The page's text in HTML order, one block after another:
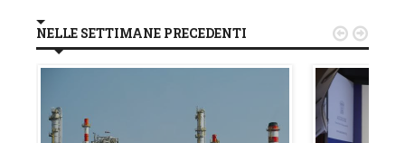
NELLE SETTIMANE PRECEDENTI  